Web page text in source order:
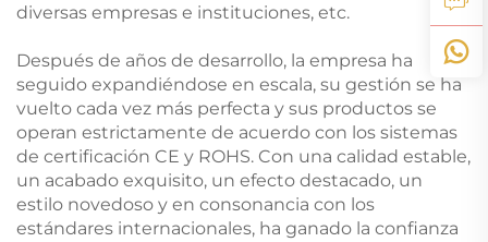
diversas empresas e instituciones, etc.
Después de años de desarrollo, la empresa ha
seguido expandiéndose en escala, su gestión se ha
vuelto cada vez más perfecta y sus productos se
operan estrictamente de acuerdo con los sistemas
de certificación CE y ROHS. Con una calidad estable,
un acabado exquisito, un efecto destacado, un
estilo novedoso y en consonancia con los
estándares internacionales, ha ganado la confianza